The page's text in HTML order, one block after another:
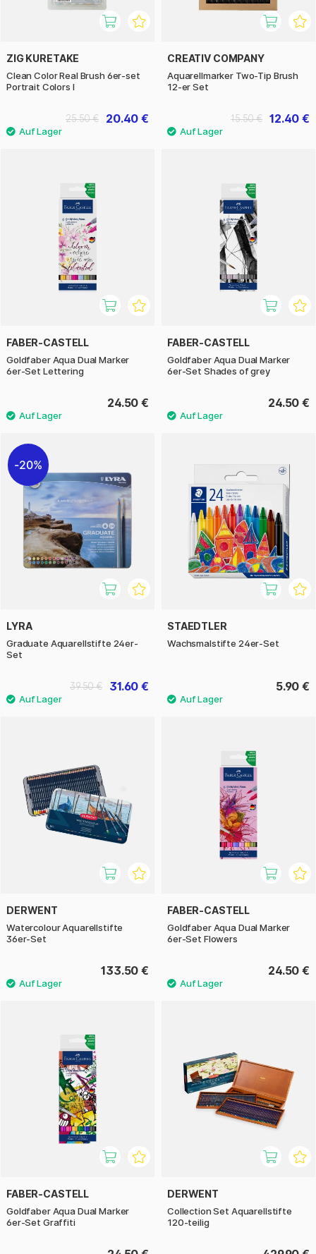
ZIG KURETAKE
Clean Color Real Brush 6er-set
Portrait Colors I
20.40 €
25.50 €
CREATIV COMPANY
Aquarellmarker Two-Tip Brush
12-er Set
12.40 €
15.50 €
FABER-CASTELL
Goldfaber Aqua Dual Marker
6er-Set Lettering
24.50 €
FABER-CASTELL
Goldfaber Aqua Dual Marker
6er-Set Shades of grey
24.50 €
20%
LYRA
Graduate Aquarellstifte 24er-
Set
31.60 €
39.50 €
STAEDTLER
Wachsmalstifte 24er-Set
5.90 €
DERWENT
Watercolour Aquarellstifte
36er-Set
133.50 €
FABER-CASTELL
Goldfaber Aqua Dual Marker
6er-Set Flowers
24.50 €
FABER-CASTELL
Goldfaber Aqua Dual Marker
6er-Set Graffiti
DERWENT
Collection Set Aquarellstifte
120-teilig